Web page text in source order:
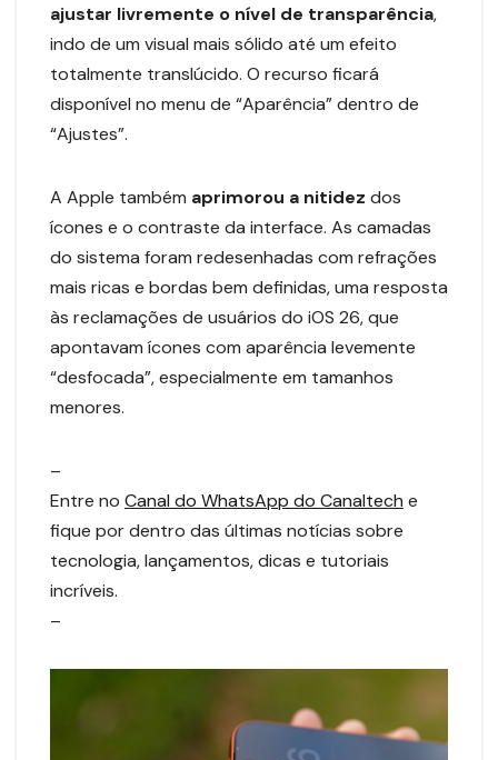
ajustar livremente o nível de transparência,
indo de um visual mais sólido até um efeito
totalmente translúcido. O recurso ficará
disponível no menu de “Aparência” dentro de
“Ajustes”.
A Apple também aprimorou a nitidez dos
ícones e o contraste da interface. As camadas
do sistema foram redesenhadas com refrações
mais ricas e bordas bem definidas, uma resposta
às reclamações de usuários do iOS 26, que
apontavam ícones com aparência levemente
“desfocada”, especialmente em tamanhos
menores.
–
Entre no Canal do WhatsApp do Canaltech e
fique por dentro das últimas notícias sobre
tecnologia, lançamentos, dicas e tutoriais
incríveis.
–